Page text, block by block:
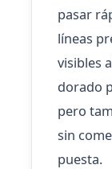
pasar
líneas
visibles
dorado
pero
sin
puesta.